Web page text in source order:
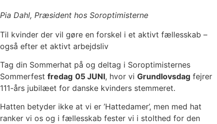
Pia Dahl, Præsident hos Soroptimisterne
Til kvinder der vil gøre en forskel i et aktivt fællesskab –
også efter et aktivt arbejdsliv
Tag din Sommerhat på og deltag i Soroptimisternes
Sommerfest fredag 05 JUNI, hvor vi Grundlovsdag fejrer
111-års jubilæet for danske kvinders stemmeret.
Hatten betyder ikke at vi er ’Hattedamer’, men med hat
ranker vi os og i fællesskab fester vi i stolthed for den